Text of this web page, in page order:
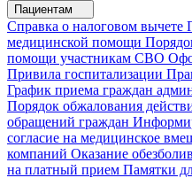
Пациентам
Справка о налоговом вычете
медицинской помощи
помощи участникам СВО
Привила госпитализации
График приема граждан
Порядок обжалования
обращений граждан
согласие на медицинское
компаний Оказание
на платный прием Памятки